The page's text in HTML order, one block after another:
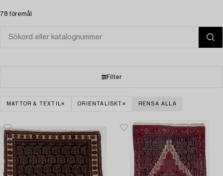
78 föremål
Filter
MATTOR & TEXTIL ORIENTALISKT RENSA ALLA